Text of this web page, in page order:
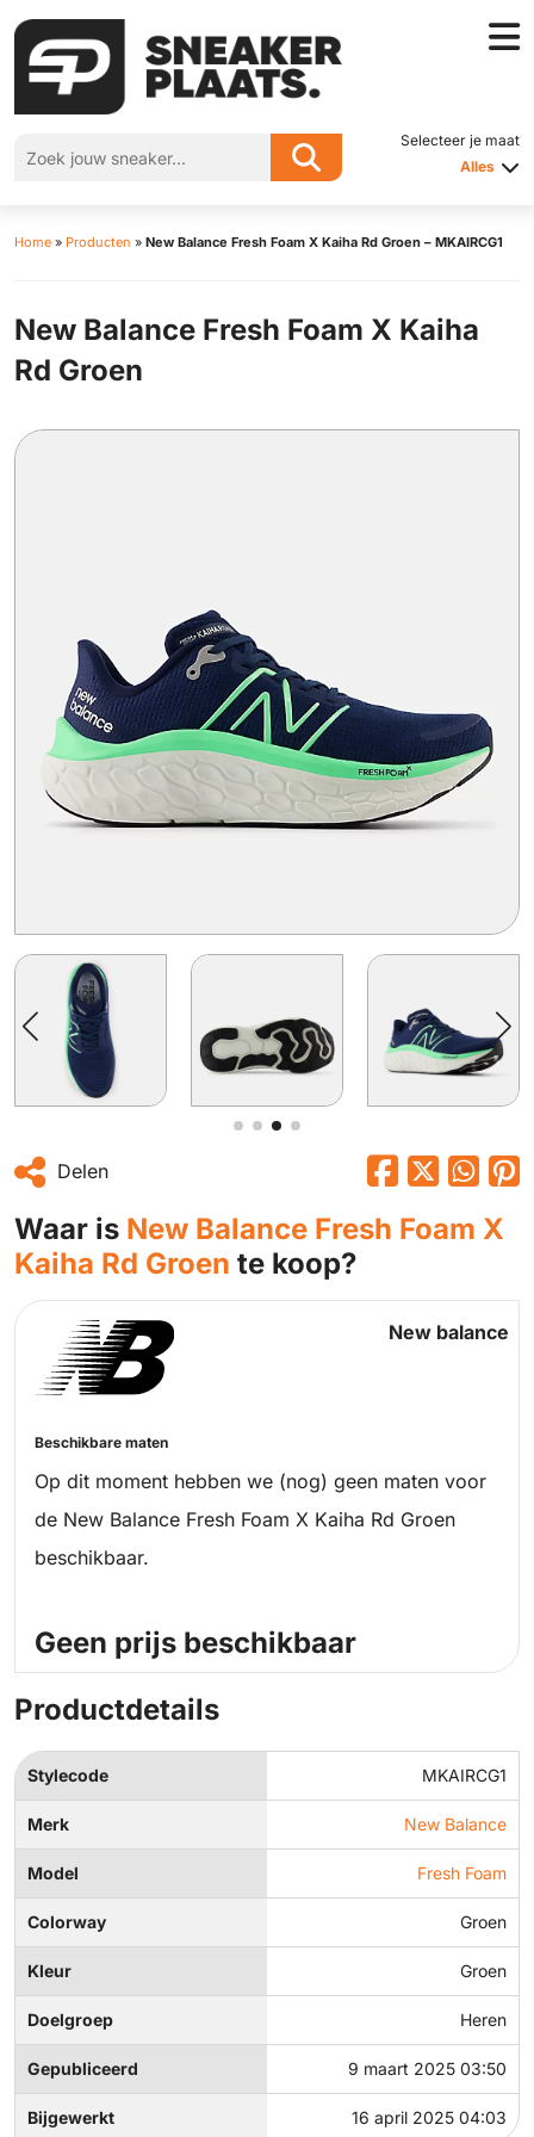
Selecteer je maat
Alles
Home » Producten » New Balance Fresh Foam X Kaiha Rd Groen – MKAIRCG1
New Balance Fresh Foam X Kaiha
Rd Groen
Delen
Waar is New Balance Fresh Foam X
Kaiha Rd Groen te koop?
New balance
Beschikbare maten
Op dit moment hebben we (nog) geen maten voor
de New Balance Fresh Foam X Kaiha Rd Groen
beschikbaar.
Geen prijs beschikbaar
Productdetails
Stylecode MKAIRCG1
Merk New Balance
Model Fresh Foam
Colorway Groen
Kleur Groen
Doelgroep Heren
Gepubliceerd 9 maart 2025 03:50
Bijgewerkt 16 april 2025 04:03